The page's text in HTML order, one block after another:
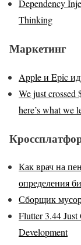
Dependency
Thinking
Маркетинг
Apple и Epic
We just
here’s what we
Как врач на
определения
Сборщик
Flutter 3.44
Development